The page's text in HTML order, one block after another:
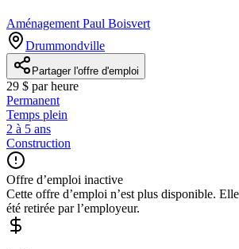
Aménagement Paul Boisvert
Drummondville
Partager l'offre d'emploi
29 $ par heure
Permanent
Temps plein
2 à 5 ans
Construction
Offre d’emploi inactive
Cette offre d’emploi n’est plus disponible.
été retirée par l’employeur.